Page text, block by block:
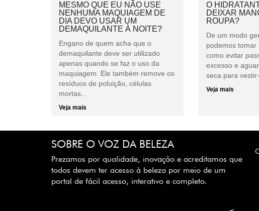
MESMO QUE EU NÃO USE
NENHUMA MAQUIAGEM DE
DIA DEVO USAR UM
DEMAQUILANTE À NOITE?
Engano de quem acha que o
demaquilante deve ser utilizado
apenas quando se faz o uso da
maquiagem. Ele também remove os
resíduos de poluição, células
mortas...
Veja mais
O
DEIXAR
ROUPA?
De um modo
podemos tomar
como evitar
excesso e
seca para
Veja mais
SOBRE O VOZ DA BELEZA
Prezamos por qualidade, inovação e acreditamos que
todos devem ter acesso à beleza por meio de um
portal de fácil acesso, interativo e completo.